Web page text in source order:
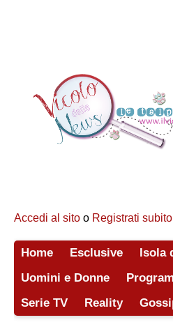
Accedi al sito o Registrati subito
Home Esclusive
Isola
Uomini e Donne
Serie TV
Reality